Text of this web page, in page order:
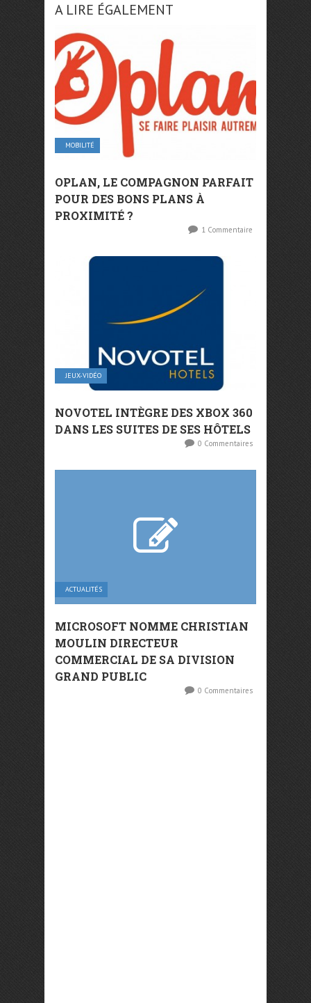
A LIRE ÉGALEMENT
MOBILITÉ
OPLAN, LE COMPAGNON PARFAIT
POUR DES BONS PLANS À
PROXIMITÉ ?
1 Commentaire
JEUX-VIDÉO
NOVOTEL INTÈGRE DES XBOX 360
DANS LES SUITES DE SES HÔTELS
0 Commentaires
ACTUALITÉS
MICROSOFT NOMME CHRISTIAN
MOULIN DIRECTEUR
COMMERCIAL DE SA DIVISION
GRAND PUBLIC
0 Commentaires